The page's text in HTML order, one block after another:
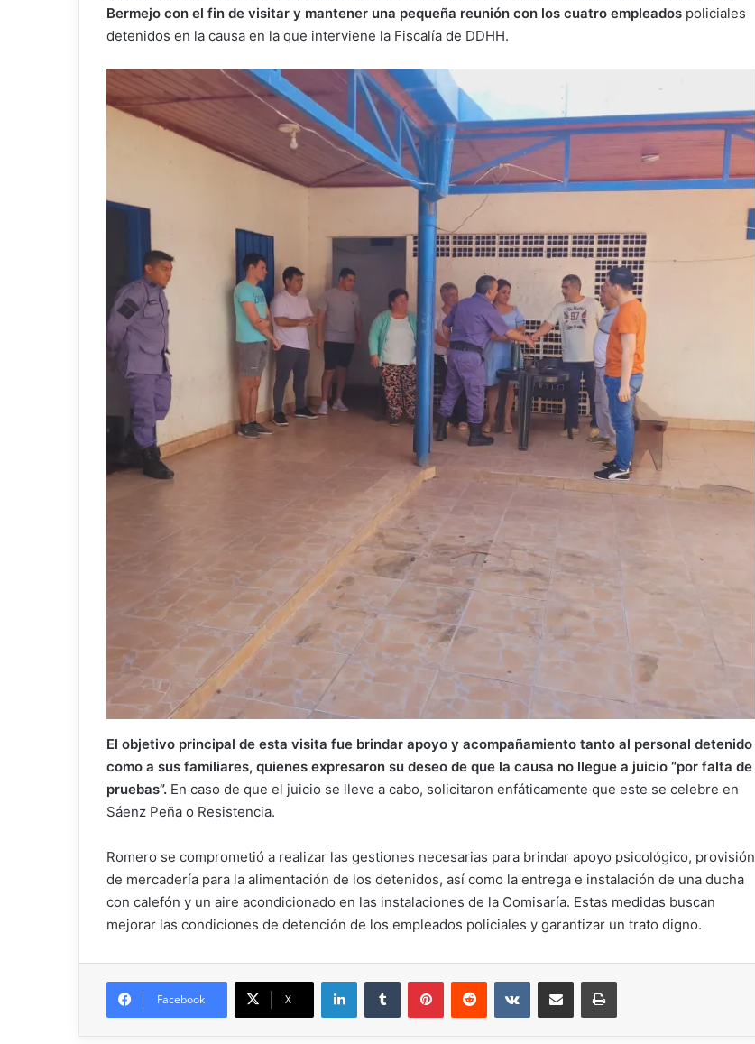
Bermejo con el fin de visitar y mantener una pequeña reunión con los cuatro empleados policiales
detenidos en la causa en la que interviene la Fiscalía de DDHH.
El objetivo principal de esta visita fue brindar apoyo y acompañamiento tanto al personal detenido
como a sus familiares, quienes expresaron su deseo de que la causa no llegue a juicio “por falta de
pruebas”. En caso de que el juicio se lleve a cabo, solicitaron enfáticamente que este se celebre en
Sáenz Peña o Resistencia.
Romero se comprometió a realizar las gestiones necesarias para brindar apoyo psicológico, provisión
de mercadería para la alimentación de los detenidos, así como la entrega e instalación de una ducha
con calefón y un aire acondicionado en las instalaciones de la Comisaría. Estas medidas buscan
mejorar las condiciones de detención de los empleados policiales y garantizar un trato digno.
Facebook X